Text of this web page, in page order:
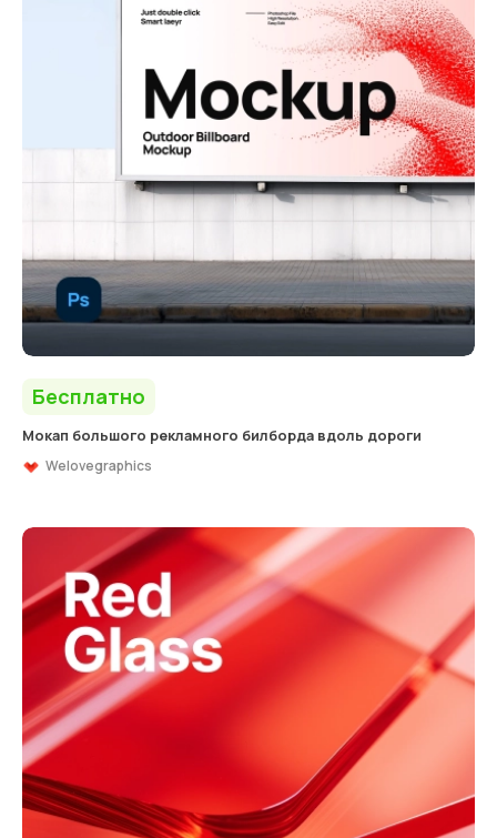
Бесплатно
Мокап большого рекламного билборда вдоль дороги
Welovegraphics